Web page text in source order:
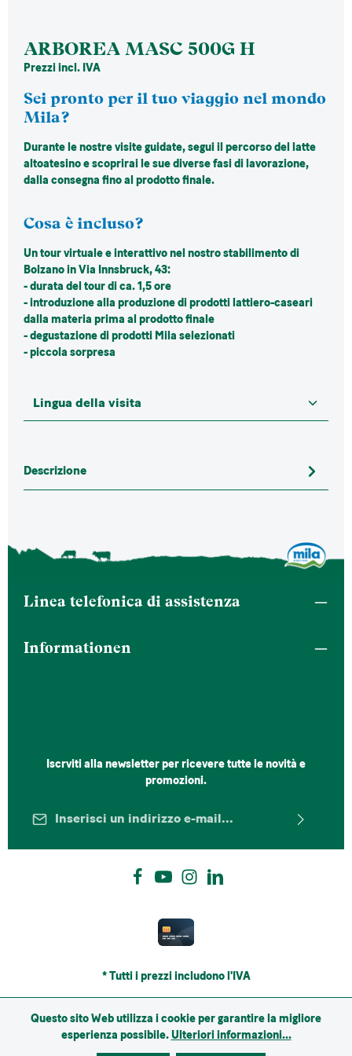
ARBOREA MASC 500G H
Prezzi incl. IVA
Sei pronto per il tuo viaggio nel mondo
Mila?
Durante le nostre visite guidate, segui il percorso del latte
altoatesino e scoprirai le sue diverse fasi di lavorazione,
dalla consegna fino al prodotto finale.
Cosa è incluso?
Un tour virtuale e interattivo nel nostro stabilimento di
Bolzano in Via Innsbruck, 43:
- durata del tour di ca. 1,5 ore
- introduzione alla produzione di prodotti lattiero-caseari
dalla materia prima al prodotto finale
- degustazione di prodotti Mila selezionati
- piccola sorpresa
Descrizione
Linea telefonica di assistenza
Informationen
Iscrviti alla newsletter per ricevere tutte le novità e
promozioni.
Protez. dati
Selezionando continua confermi di aver letto la nostra
* Tutti i prezzi includono l'IVA
Questo sito Web utilizza i cookie per garantire la migliore
esperienza possibile.Ulteriori informazioni...